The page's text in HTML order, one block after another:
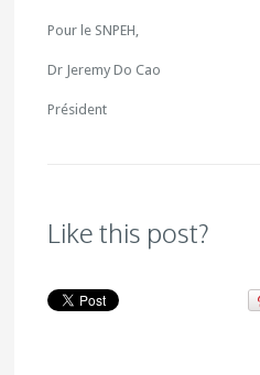
Pour le SNPEH,
Dr Jeremy Do Cao
Président
Like this post?